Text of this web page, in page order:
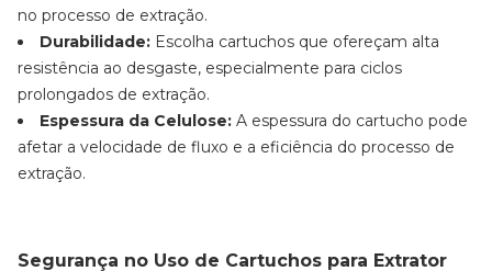
no processo de extração.
Durabilidade: Escolha cartuchos que ofereçam alta
resistência ao desgaste, especialmente para ciclos
prolongados de extração.
Espessura da Celulose: A espessura do cartucho pode
afetar a velocidade de fluxo e a eficiência do processo de
extração.
Segurança no Uso de Cartuchos para Extrator